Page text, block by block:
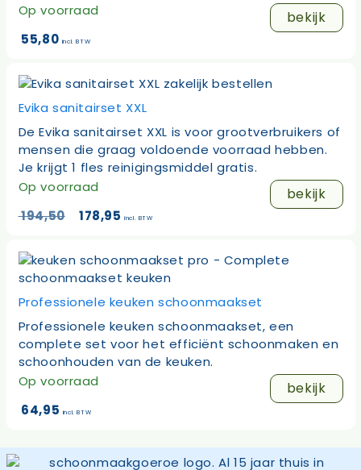
Op voorraad
bekijk
55,80 incl. BTW
Evika sanitairset XXL
De Evika sanitairset XXL is voor grootverbruikers of
mensen die graag voldoende voorraad hebben.
Je krijgt 1 fles reinigingsmiddel gratis.
Op voorraad
bekijk
194,50
Oorspronkelijke
194,50.
178,95 Huidige
178,95.
incl. BTW
Professionele keuken schoonmaakset
Professionele keuken schoonmaakset, een
complete set voor het efficiënt schoonmaken en
schoonhouden van de keuken.
Op voorraad
bekijk
64,95 incl. BTW